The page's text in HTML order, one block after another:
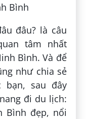
Bình
đâu? là câu
tâm nhất
Bình. Và để
như chia sẻ
bạn, sau đây
đi du lịch:
Bình đẹp, nổi